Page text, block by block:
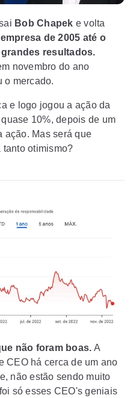
Bob Chapek e volta
de 2005 até o
resultados.
novembro do ano
o mercado.
e logo jogou a ação da
10%, depois de um
ação. Mas será que
tanto otimismo?
não foram boas. A
CEO há cerca de um ano
não estão sendo muito
só esses CEO's geniais